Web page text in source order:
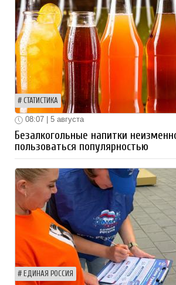
СТАТИСТИКА
08:07 | 5 августа
Безалкогольные напитки
пользоваться популярностью
ЕДИНАЯ РОССИЯ